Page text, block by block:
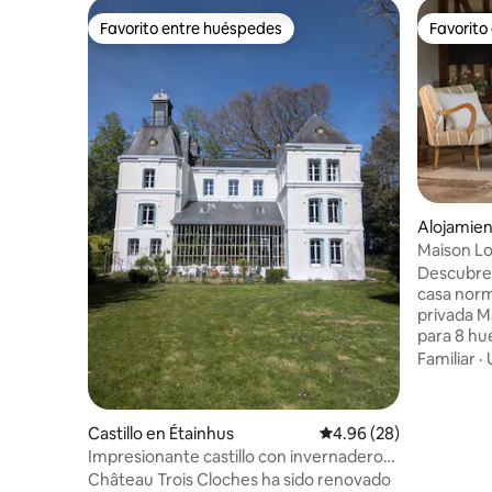
Favorito entre huéspedes
Favorito entre huéspedes
Castillo en Étainhus Calificación promedio:
4.96 (28)
Impresionante castillo con invernadero
en el campo
Château Trois Cloches ha sido renovado
Maison
privado
casa
privada
para 8
minutos
Familiar ·